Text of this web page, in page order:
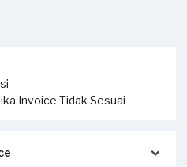
Invoice Tidak Sesuai